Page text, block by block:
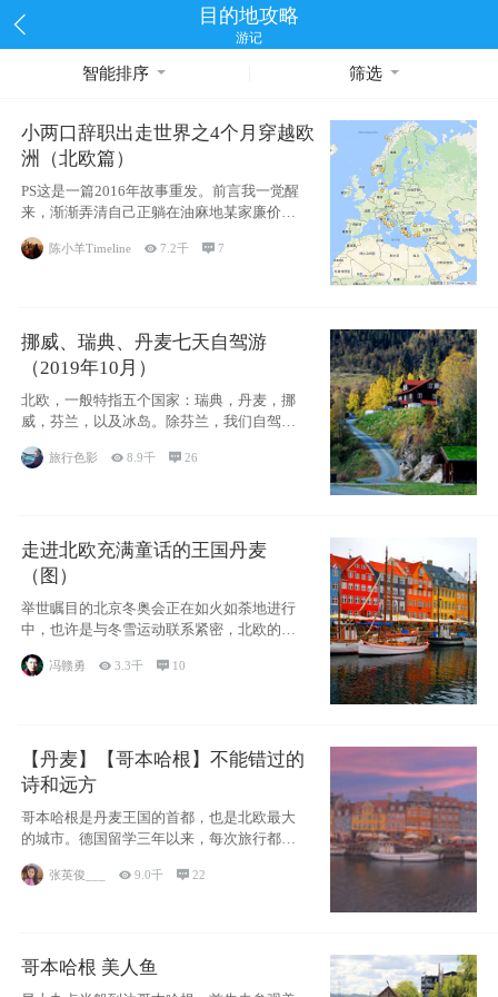
目的地攻略
游记
智能排序 筛选
小两口辞职出走世界之4个月穿越欧
洲（北欧篇）
PS这是一篇2016年故事重发。前言我一觉醒
来，渐渐弄清自己正躺在油麻地某家廉价宾
馆
陈小羊Timeline 7.2千 7
挪威、瑞典、丹麦七天自驾游
（2019年10月）
北欧，一般特指五个国家：瑞典，丹麦，挪
威，芬兰，以及冰岛。除芬兰，我们自驾游
旅行色影 8.9千 26
走进北欧充满童话的王国丹麦
（图）
举世瞩目的北京冬奥会正在如火如荼地进行
中，也许是与冬雪运动联系紧密，北欧的一
些国家因
冯赣勇 3.3千  10
【丹麦】【哥本哈根】不能错过的
诗和远方
哥本哈根是丹麦王国的首都，也是北欧最大
的城市。德国留学三年以来，每次旅行都是
张英俊___ 9.0千 22
哥本哈根 美人鱼